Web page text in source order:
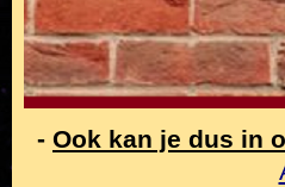
- Ook kan je dus in